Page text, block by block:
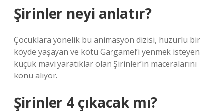
Şirinler neyi anlatır?
Çocuklara yönelik bu animasyon dizisi, huzurlu bir
köyde yaşayan ve kötü Gargamel’i yenmek isteyen
küçük mavi yaratıklar olan Şirinler’in maceralarını
konu alıyor.
Şirinler 4 çıkacak mı?